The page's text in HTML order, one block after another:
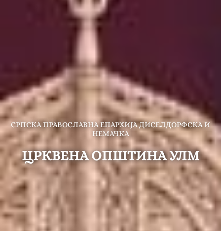
СРПСКА ПРАВОСЛАВНА ЕПАРХИЈА ДИСЕЛДОРФСКА И
НЕМАЧКА
ЦРКВЕНА ОПШТИНА УЛМ